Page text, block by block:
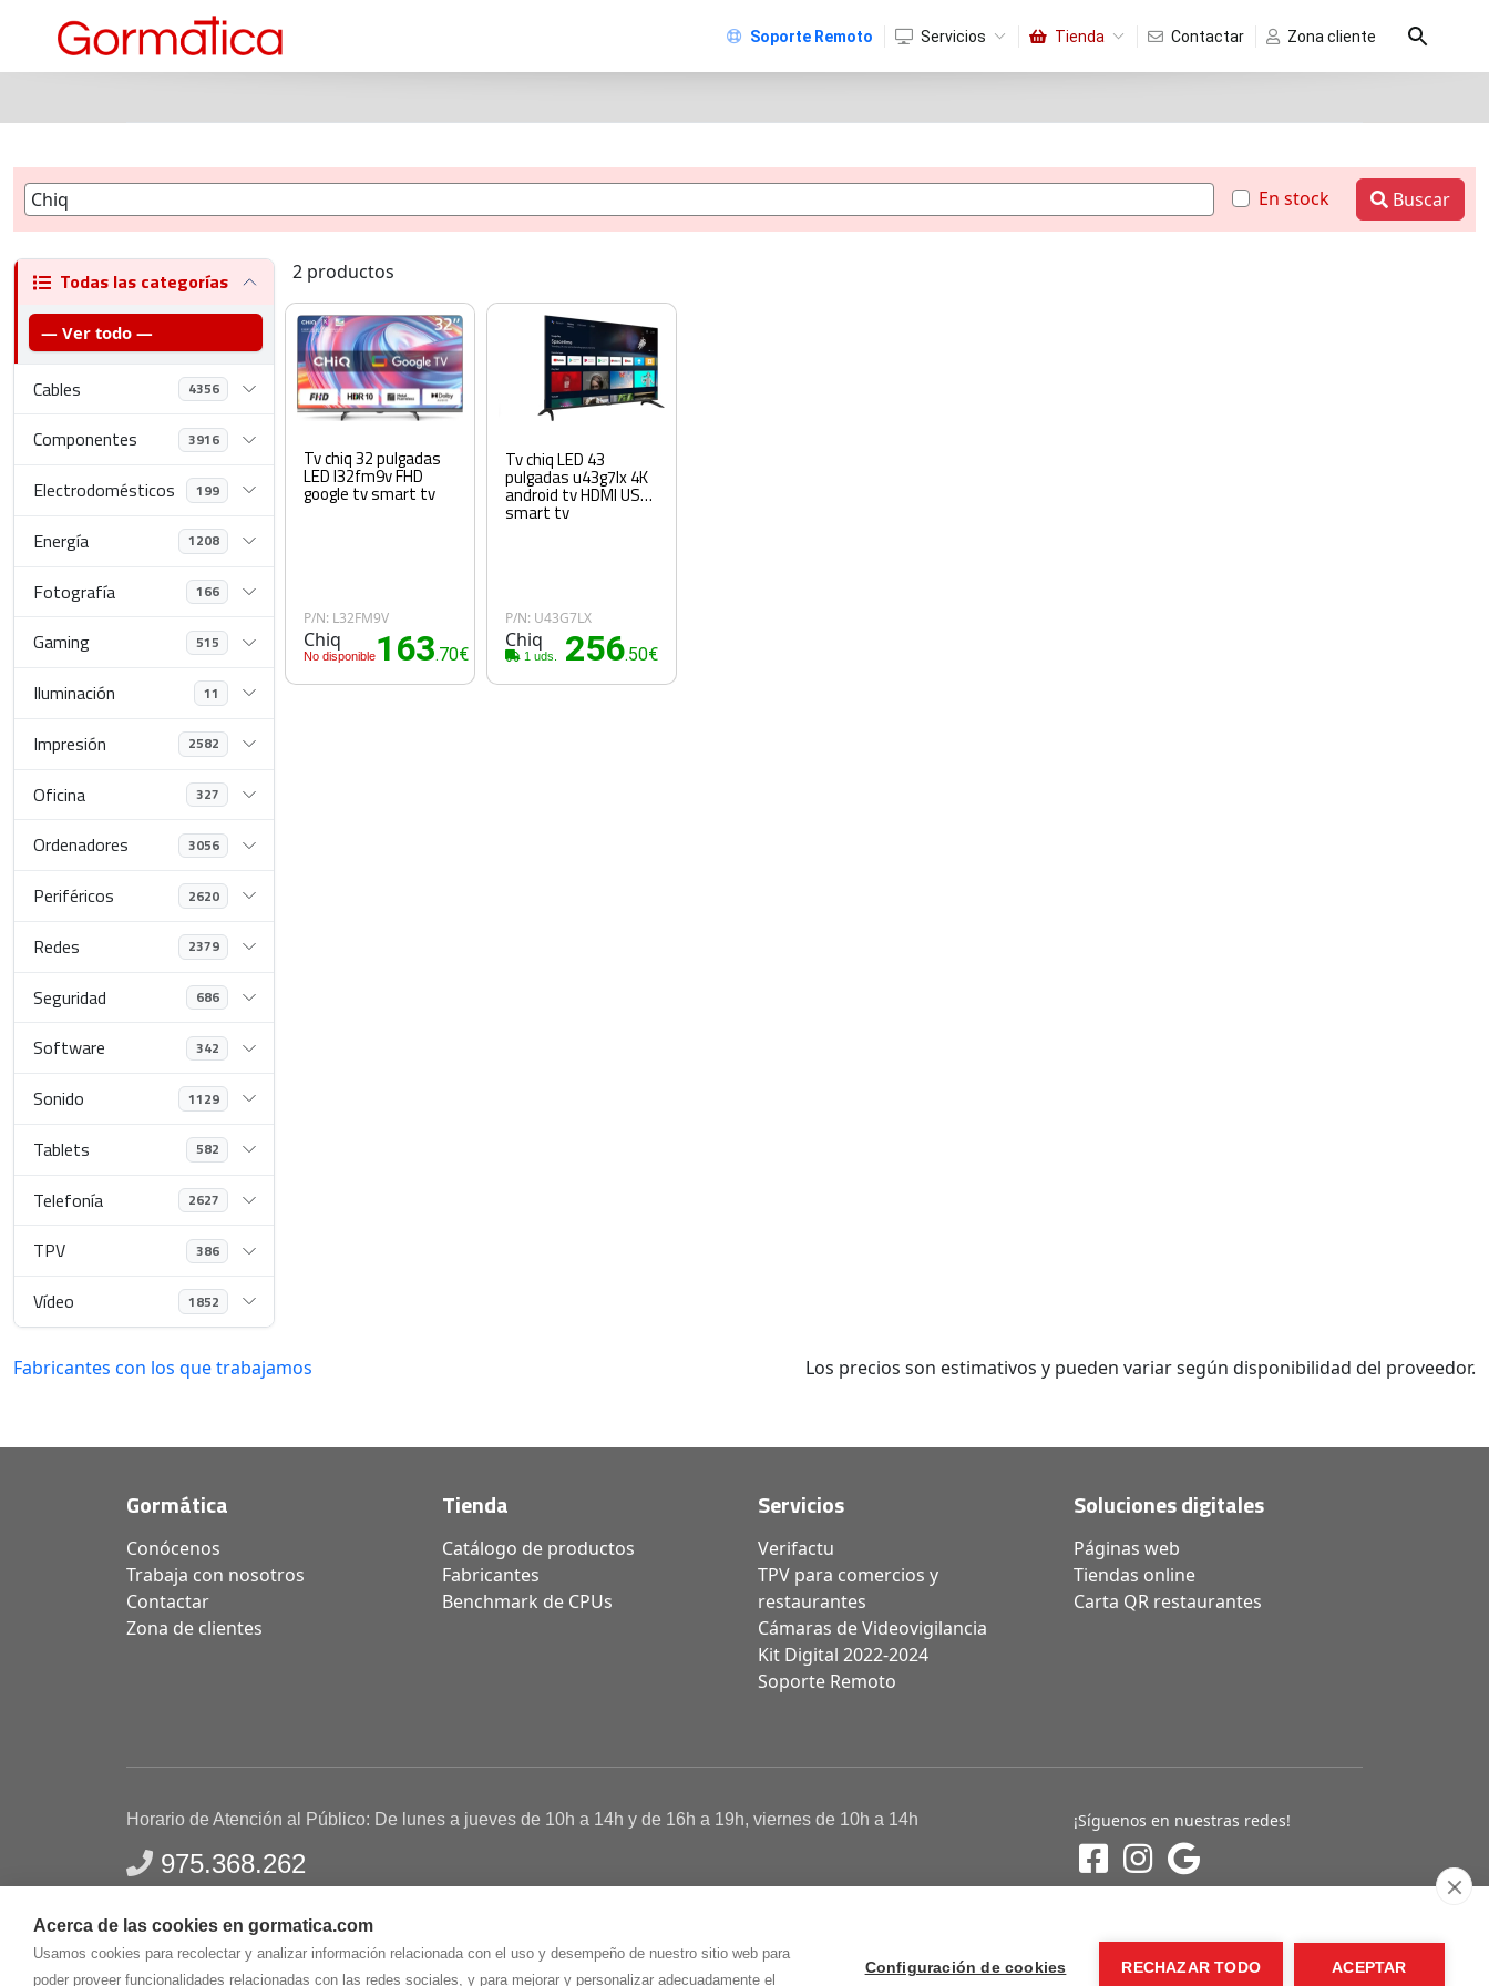
Acerca de las cookies en gormatica.com
Usamos cookies para recolectar y analizar información relacionada con el uso y desempeño de nuestro sitio web para
poder proveer funcionalidades relacionadas con las redes sociales, y para mejorar y personalizar adecuadamente el
Configuración de cookies RECHAZAR TODO ACEPTAR
Soporte Remoto Servicios Tienda Contactar Zona cliente
En stock Buscar
Todas las categorías
— Ver todo —
Cables 4356
Componentes 3916
Electrodomésticos 199
Energía 1208
Fotografía 166
Gaming 515
Iluminación 11
Impresión 2582
Oficina 327
Ordenadores 3056
Periféricos 2620
Redes 2379
Seguridad 686
Software 342
Sonido 1129
Tablets 582
Telefonía 2627
TPV 386
Vídeo 1852
2 productos
Tv chiq 32 pulgadas
LED l32fm9v FHD
google tv smart tv
P/N: L32FM9V
Chiq
No disponible163.70€
Tv chiq LED 43
pulgadas u43g7lx 4K
android tv HDMI USB
smart tv
P/N: U43G7LX
Chiq
1 uds. 256.50€
Fabricantes con los que trabajamos Los precios son estimativos y pueden variar según disponibilidad del proveedor.
Gormática
Conócenos
Trabaja con nosotros
Contactar
Zona de clientes
Tienda
Catálogo de productos
Fabricantes
Benchmark de CPUs
Servicios
Verifactu
TPV para comercios y
restaurantes
Cámaras de Videovigilancia
Kit Digital 2022-2024
Soporte Remoto
Soluciones digitales
Páginas web
Tiendas online
Carta QR restaurantes
Horario de Atención al Público: De lunes a jueves de 10h a 14h y de 16h a 19h, viernes de 10h a 14h
975.368.262
Gormaz Informática S.L.C/ Soria, 2 - El Burgo de Osma (Soria)
¡Síguenos en nuestras redes!